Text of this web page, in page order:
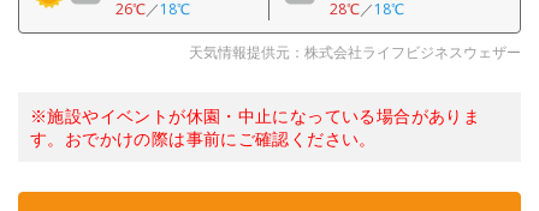
26℃／18℃ 28℃／18℃
天気情報提供元：株式会社ライフビジネスウェザー
※施設やイベントが休園・中止になっている場合がありま
す。おでかけの際は事前にご確認ください。